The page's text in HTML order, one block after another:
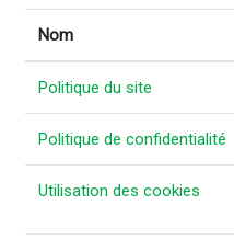
Nom
Politique du site
Politique de confidentialité
Utilisation des cookies